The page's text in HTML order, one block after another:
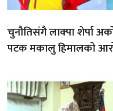
चुनौतिसंगै लाक्पा शेर्पा
पटक मकालु हिमालको